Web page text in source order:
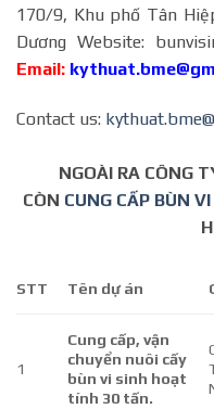
170/9, Khu phố Tân
Dương Website:
Email:
Contact us:
NGOÀI RA CÔNG
CÒN CUNG CẤP BÙN
STT Tên dự án
1
Cung cấp, vận
chuyển nuôi cấy
bùn vi sinh hoạt
tính 30 tấn.